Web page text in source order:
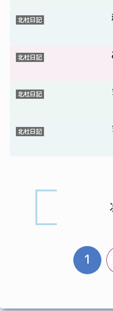
北杜日記
北杜日記
北杜日記
北杜日記
1